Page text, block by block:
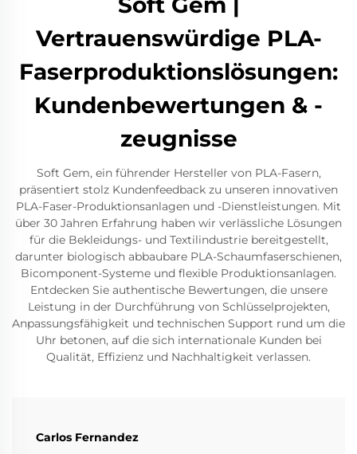
Vertrauenswürdige PLA-
Faserproduktionslösungen:
Kundenbewertungen & -
zeugnisse
Soft Gem, ein führender Hersteller von PLA-Fasern,
präsentiert stolz Kundenfeedback zu unseren innovativen
PLA-Faser-Produktionsanlagen und -Dienstleistungen. Mit
über 30 Jahren Erfahrung haben wir verlässliche Lösungen
für die Bekleidungs- und Textilindustrie bereitgestellt,
darunter biologisch abbaubare PLA-Schaumfaserschienen,
Bicomponent-Systeme und flexible Produktionsanlagen.
Entdecken Sie authentische Bewertungen, die unsere
Leistung in der Durchführung von Schlüsselprojekten,
Anpassungsfähigkeit und technischen Support rund um die
Uhr betonen, auf die sich internationale Kunden bei
Qualität, Effizienz und Nachhaltigkeit verlassen.
Carlos Fernandez